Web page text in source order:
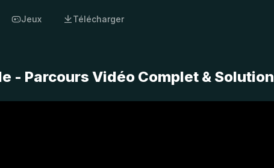
Jeux Télécharger
- Parcours Vidéo Complet & Solution